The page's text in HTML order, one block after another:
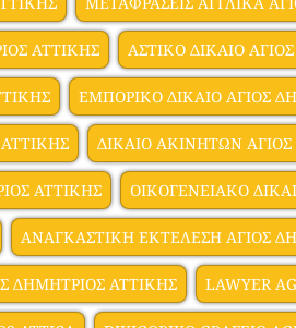
ΑΤΤΙΚΗΣ ΑΣΤΙΚΟ ΔΙΚΑΙΟ
ΕΜΠΟΡΙΚΟ ΔΙΚΑΙΟ ΑΓΙΟΣ
ΔΙΚΑΙΟ ΑΚΙΝΗΤΩΝ
ΑΤΤΙΚΗΣ ΟΙΚΟΓΕΝΕΙΑΚΟ
ΑΝΑΓΚΑΣΤΙΚΗ ΕΚΤΕΛΕΣΗ ΑΓΙΟΣ
ΔΗΜΗΤΡΙΟΣ ΑΤΤΙΚΗΣ LAWYER